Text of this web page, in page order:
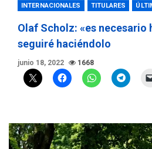
INTERNACIONALES TITULARES
Olaf Scholz: «es necesario
seguiré haciéndolo
junio 18, 2022 1668